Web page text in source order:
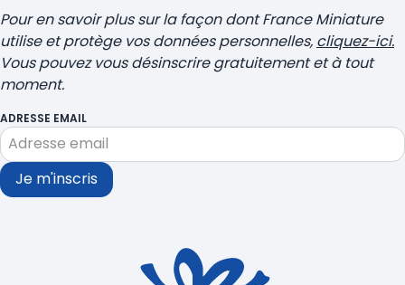
Pour en savoir plus sur la façon dont France Miniature
utilise et protège vos données personnelles, cliquez-ici.
Vous pouvez vous désinscrire gratuitement et à tout
moment.
ADRESSE EMAIL
Je m'inscris